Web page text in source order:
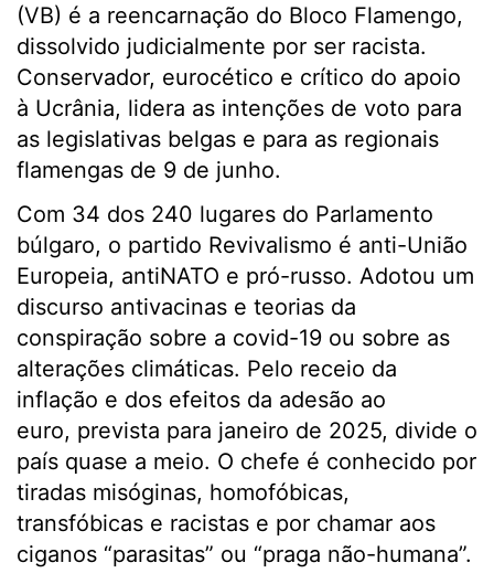
(VB) é a reencarnação do Bloco Flamengo,
dissolvido judicialmente por ser racista.
Conservador, eurocético e crítico do apoio
à Ucrânia, lidera as intenções de voto para
as legislativas belgas e para as regionais
flamengas de 9 de junho.
Com 34 dos 240 lugares do Parlamento
búlgaro, o partido Revivalismo é anti-União
Europeia, antiNATO e pró-russo. Adotou um
discurso antivacinas e teorias da
conspiração sobre a covid-19 ou sobre as
alterações climáticas. Pelo receio da
inflação e dos efeitos da adesão ao
euro, prevista para janeiro de 2025, divide o
país quase a meio. O chefe é conhecido por
tiradas misóginas, homofóbicas,
transfóbicas e racistas e por chamar aos
ciganos “parasitas” ou “praga não-humana”.